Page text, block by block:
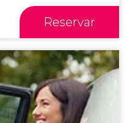
Reservar